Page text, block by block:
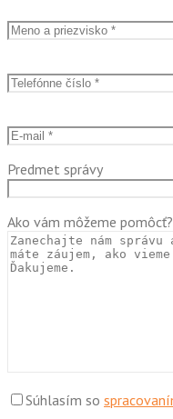
Predmet správy
Ako vám môžeme pomôcť?
Súhlasím so